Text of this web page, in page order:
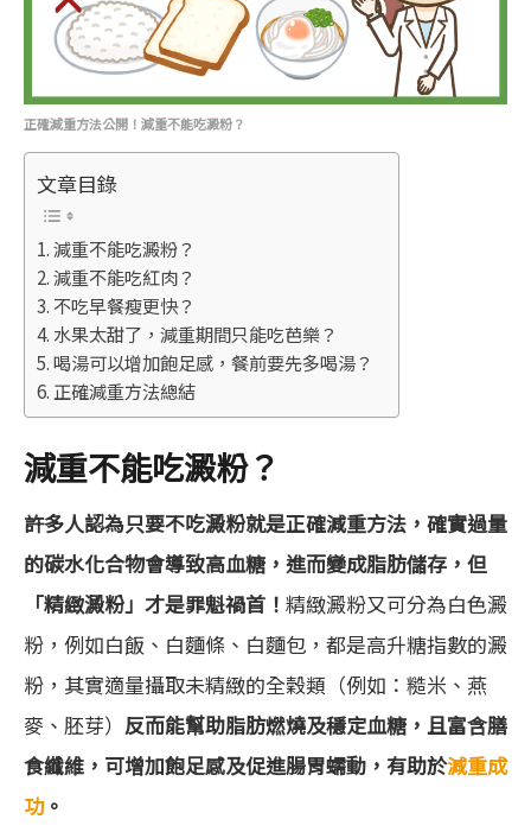
正確減重方法公開！減重不能吃澱粉？
文章目錄
減重不能吃澱粉？
減重不能吃紅肉？
不吃早餐瘦更快？
水果太甜了，減重期間只能吃芭樂？
喝湯可以增加飽足感，餐前要先多喝湯？
正確減重方法總結
減重不能吃澱粉？
許多人認為只要不吃澱粉就是正確減重方法，確實過量
的碳水化合物會導致高血糖，進而變成脂肪儲存，但
「精緻澱粉」才是罪魁禍首！ 精緻澱粉又可分為白色澱
粉，例如白飯、白麵條、白麵包，都是高升糖指數的澱
粉，其實適量攝取未精緻的全穀類（例如：糙米、燕
麥、胚芽） 反而能幫助脂肪燃燒及穩定血糖，且富含膳
食纖維，可增加飽足感及促進腸胃蠕動，有助於減重成
功。